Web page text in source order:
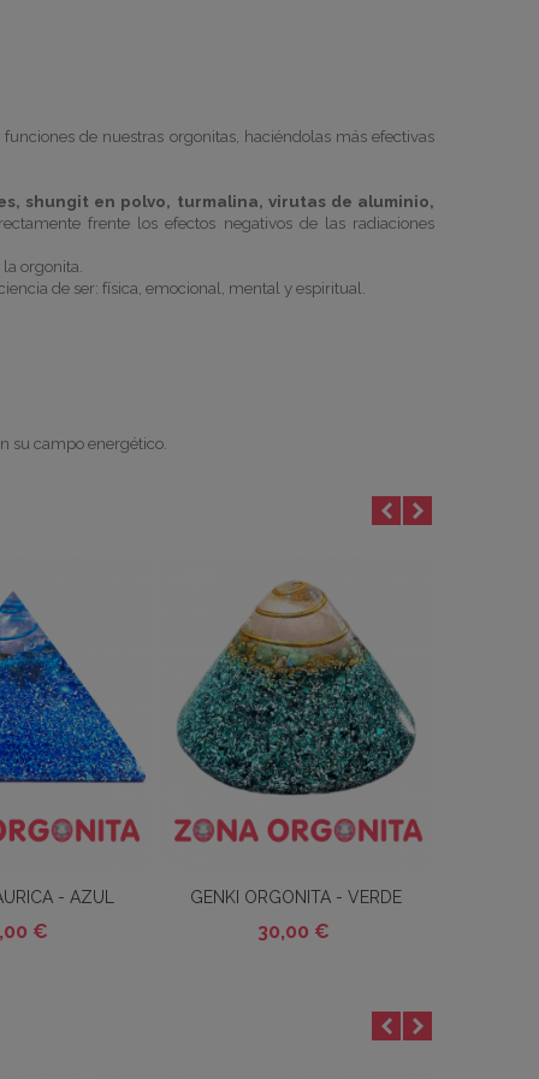
de nuestras orgonitas, haciéndolas más efectivas
shungit en polvo, turmalina, virutas de aluminio,
frente los efectos negativos de las radiaciones
la orgonita.
de ser: física, emocional, mental y espiritual.
su campo energético.
- AZUL
€
Añadir Al Carrito
GENKI ORGONITA - VERDE
30,00 €